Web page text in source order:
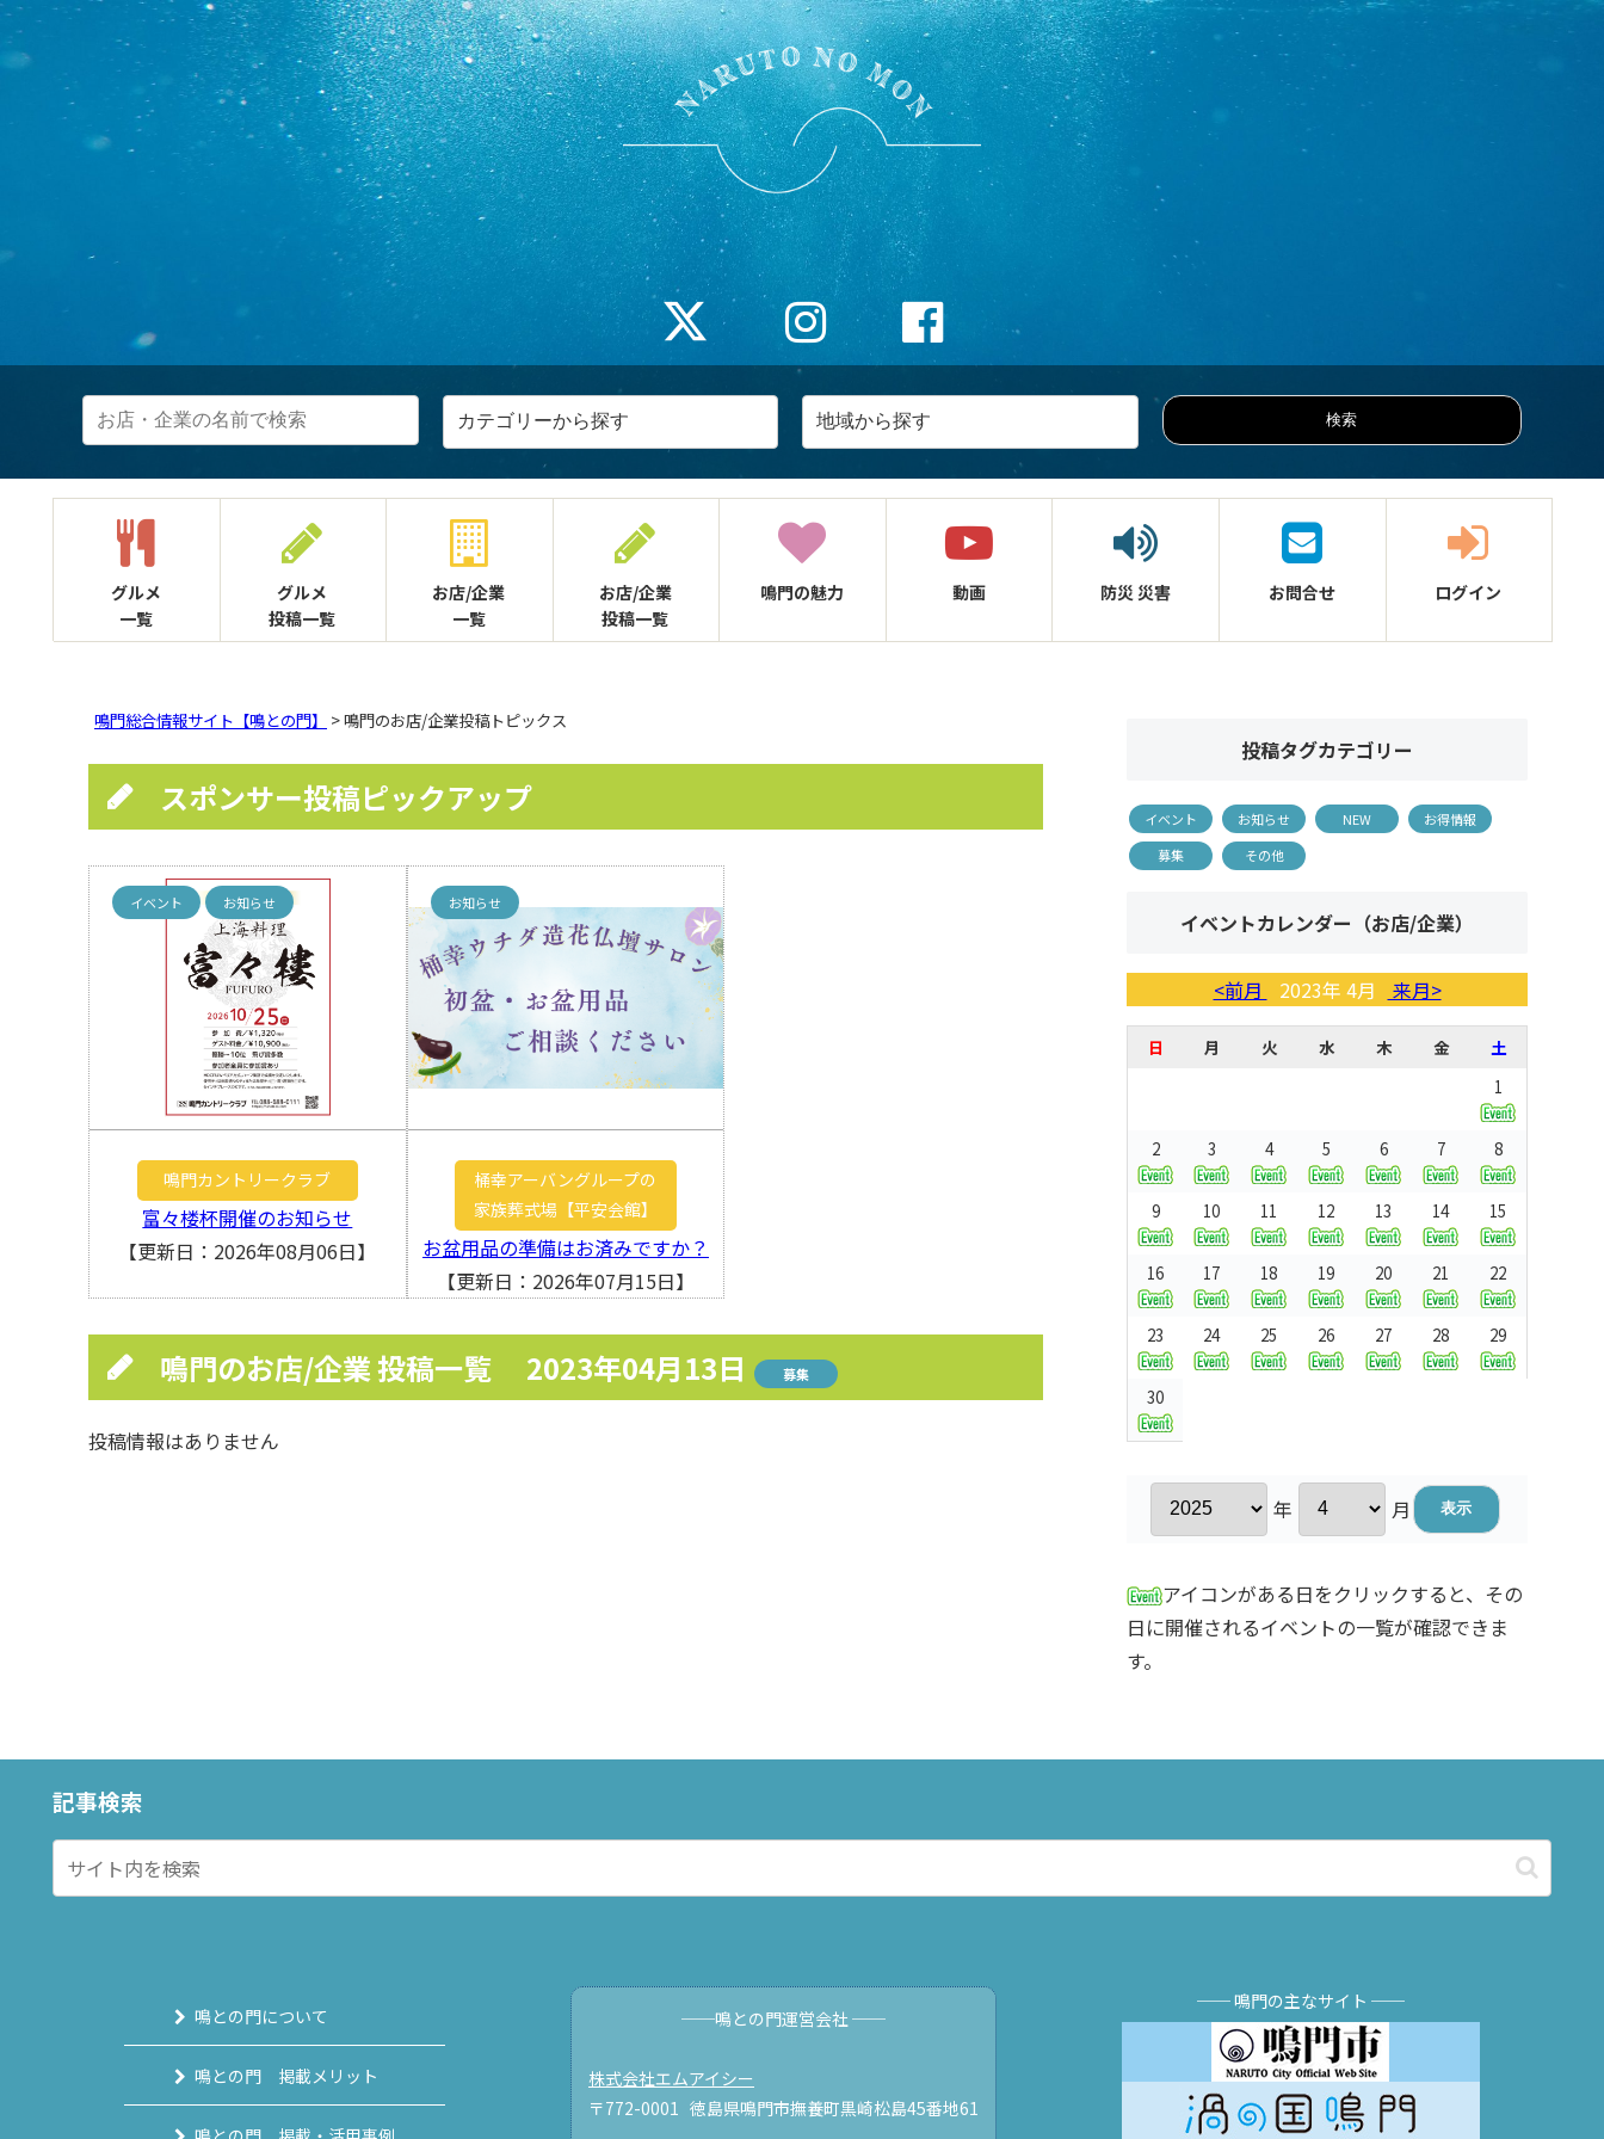
グルメ
一覧
グルメ
投稿一覧
お店/企業
一覧
お店/企業
投稿一覧
鳴門の魅力 動画 防災災害 お問合せ ログイン
鳴門総合情報サイト【鳴との門】 > 鳴門のお店/企業投稿トピックス
スポンサー投稿ピックアップ
イベント お知らせ
鳴門カントリークラブ
富々楼杯開催のお知らせ
【更新日：2026年08月06日】
お知らせ
桶幸アーバングループの
家族葬式場【平安会館】
お盆用品の準備はお済みですか？
【更新日：2026年07月15日】
鳴門のお店/企業 投稿一覧 2023年04月13日 募集
投稿情報はありません
投稿タグカテゴリー
イベント お知らせ NEW
お得情報
募集
その他
イベントカレンダー（お店/企業）
<前月 2023年 4月 来月>
日 月 火 水 木 金
土
1
2 3 4 5 6 7 8
9 10 11 12 13 14 15
16 17 18 19 20 21 22
23 24 25 26 27 28 29
30
年 月
アイコンがある日をクリックすると、その
日に開催されるイベントの一覧が確認できま
す。
記事検索
鳴との門について
鳴との門 掲載メリット
──鳴との門運営会社 ──
株式会社エムアイシー
〒772-0001 徳島県鳴門市撫養町黒崎松島45番地61
── 鳴門の主なサイト ──